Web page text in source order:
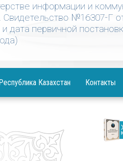
информации и
Свидетельство №16307-Г
дата первичной
Казахстан
Президента
противодействия
Контакты